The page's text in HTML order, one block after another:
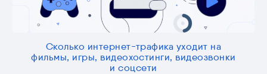
Сколько интернет-трафика уходит на
фильмы, игры, видеохостинги, видеозвонки
и соцсети